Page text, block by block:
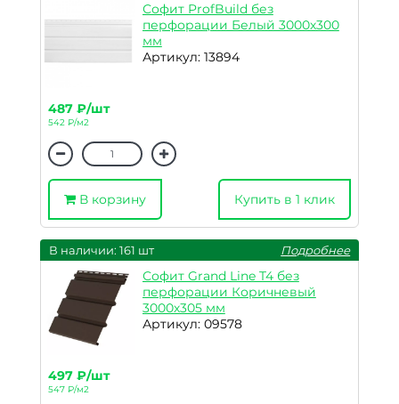
Софит ProfBuild без
перфорации Белый 3000х300
мм
Артикул: 13894
487 ₽/шт
542 ₽/м2
В корзину Купить в 1 клик
В наличии: 161 шт Подробнее
Софит Grand Line T4 без
перфорации Коричневый
3000х305 мм
Артикул: 09578
497 ₽/шт
547 ₽/м2